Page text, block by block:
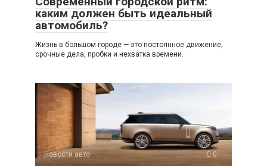
каким должен быть идеальный
автомобиль?
Жизнь в большом городе — это постоянное движение,
срочные дела, пробки и нехватка времени.
Новости авто 0